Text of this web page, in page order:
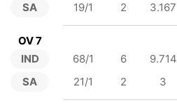
SA
19/1
2 3.167
OV 7
IND
SA
68/1 6 9.714
21/1
2 3